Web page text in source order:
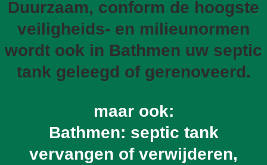
Duurzaam, conform de hoogste
veiligheids- en milieunormen
wordt ook in Bathmen uw septic
tank geleegd of gerenoveerd.
maar ook:
Bathmen: septic tank
vervangen of verwijderen,